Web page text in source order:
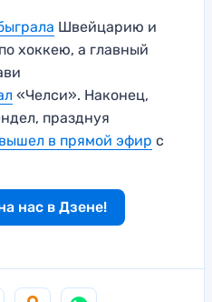
Швейцарию и
хоккею, а главный
«Челси». Наконец,
празднуя
вышел в прямой эфир с
нас в Дзене!